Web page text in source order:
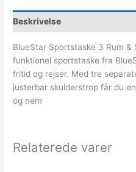
Beskrivelse
BlueStar Sportstaske 3 Rum &
funktionel sportstaske fra
fritid og rejser. Med tre
justerbar skulderstrop får du
og nem
Relaterede varer